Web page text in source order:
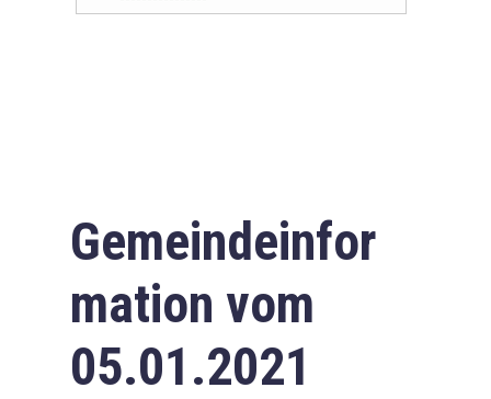
Gemeindeinfor
mation vom
05.01.2021